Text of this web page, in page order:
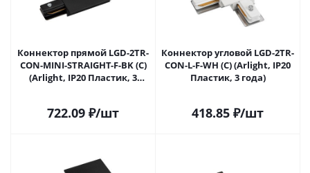
Коннектор прямой LGD-2TR-
CON-MINI-STRAIGHT-F-BK (C)
(Arlight, IP20 Пластик, 3
722.09 ₽/шт
Коннектор угловой LGD-2TR-
CON-L-F-WH (C) (Arlight, IP20
Пластик, 3 года)
418.85 ₽/шт